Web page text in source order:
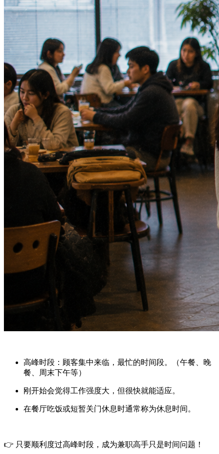
高峰时段 ：顾客集中来临，最忙的时间段。（午餐、晚
餐、周末下午等）
刚开始会觉得工作强度大，但很快就能适应。
在餐厅吃饭或短暂关门休息时通常称为休息时间 。
👉 只要顺利度过高峰时段，成为兼职高手只是时间问题！